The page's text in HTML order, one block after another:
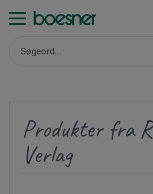
Produkter fra
Verlag